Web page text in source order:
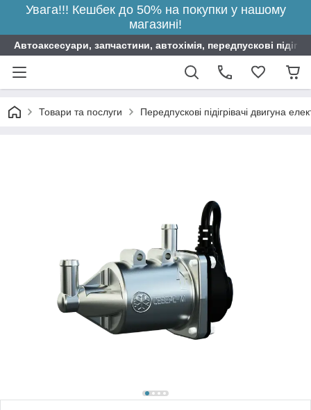
Увага!!! Кешбек до 50% на покупки у нашому
магазині!
Автоаксесуари, запчастини, автохімія, передпускові
Товари та послуги Передпускові підігрівачі двигуна